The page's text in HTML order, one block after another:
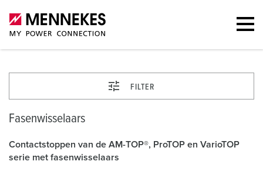
FILTER
Fasenwisselaars
Contactstoppen van de AM-TOP®, ProTOP en VarioTOP
serie met fasenwisselaars